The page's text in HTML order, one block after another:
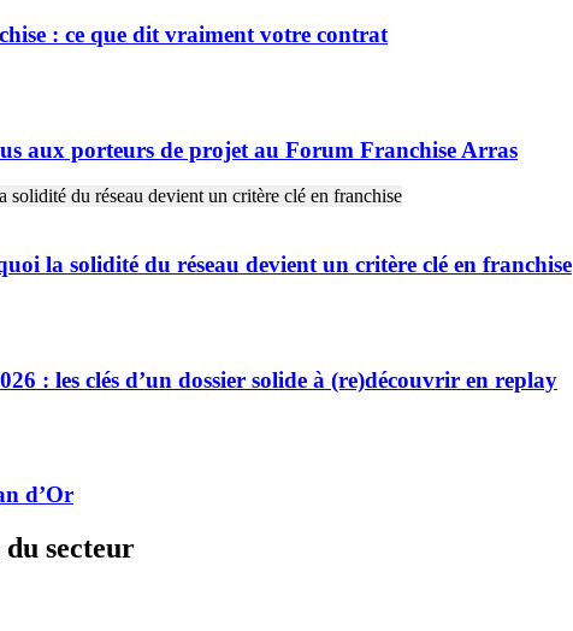
: ce que dit vraiment votre contrat
aux porteurs de projet au Forum Franchise Arras
la solidité du réseau devient un critère clé en franchise
: les clés d’un dossier solide à (re)découvrir en replay
d’Or
secteur